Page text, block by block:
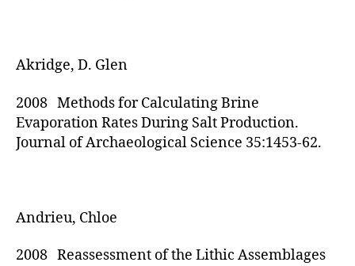
Akridge, D. Glen
2008 Methods for Calculating Brine
Evaporation Rates During Salt Production.
Journal of Archaeological Science 35:1453-62.
Andrieu, Chloe
2008 Reassessment of the Lithic Assemblages